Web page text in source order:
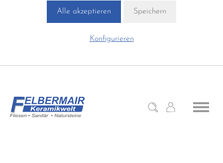
Alle akzeptieren Speichern
Konfigurieren